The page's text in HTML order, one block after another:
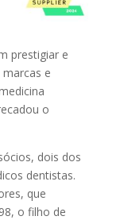
prestigiar e
e
o
dois dos
dentistas.
que
o filho de